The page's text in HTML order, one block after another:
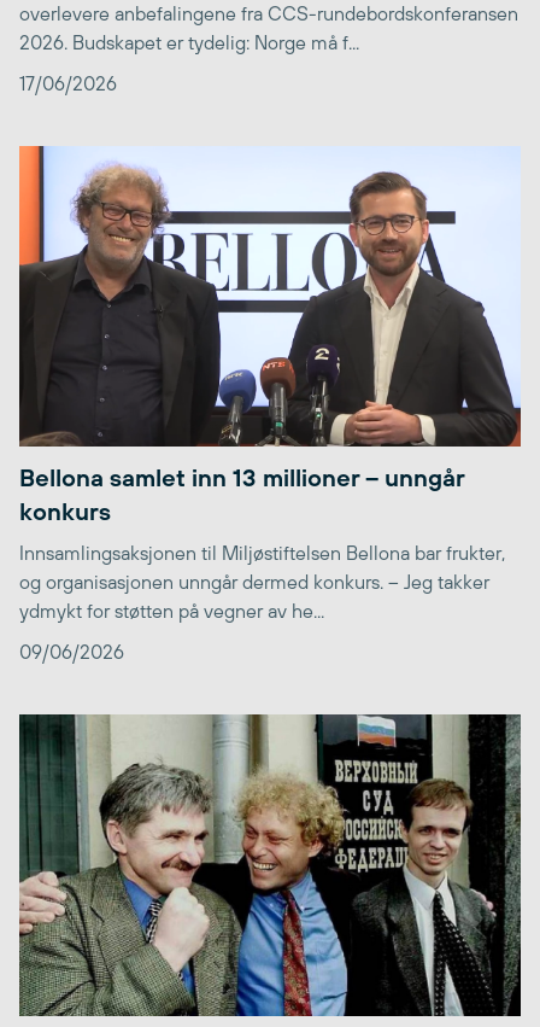
overlevere anbefalingene fra CCS-rundebordskonferansen
2026. Budskapet er tydelig: Norge må f...
17/06/2026
Bellona samlet inn 13 millioner – unngår
konkurs
Innsamlingsaksjonen til Miljøstiftelsen Bellona bar frukter,
og organisasjonen unngår dermed konkurs. – Jeg takker
ydmykt for støtten på vegner av he...
09/06/2026